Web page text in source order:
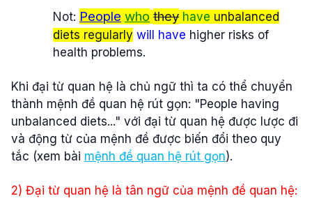
Not: People who they have unbalanced
diets regularly will have higher risks of
health problems.
Khi đại từ quan hệ là chủ ngữ thì ta có thể chuyển
thành mệnh đề quan hệ rút gọn: "People having
unbalanced diets..." với đại từ quan hệ được lược đi
và động từ của mệnh đề được biến đổi theo quy
tắc (xem bài mệnh đề quan hệ rút gọn).
2) Đại từ quan hệ là tân ngữ của mệnh đề quan hệ: